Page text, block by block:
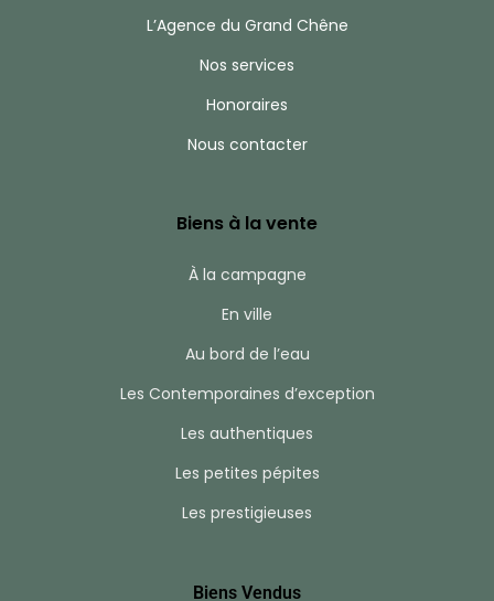
L’Agence du Grand Chêne
Nos services
Honoraires
Nous contacter
Biens à la vente
À la campagne
En ville
Au bord de l’eau
Les Contemporaines d’exception
Les authentiques
Les petites pépites
Les prestigieuses
Biens Vendus